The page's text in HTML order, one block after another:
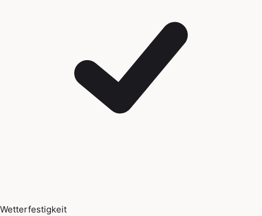
Wetterfestigkeit